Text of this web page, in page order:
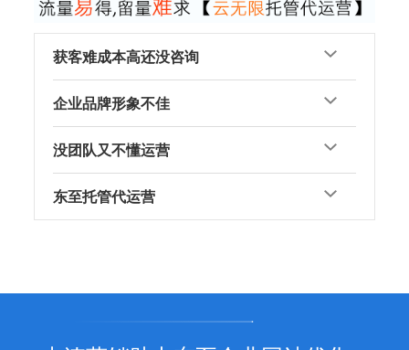
获客难成本高还没咨询
企业品牌形象不佳
没团队又不懂运营
东至托管代运营